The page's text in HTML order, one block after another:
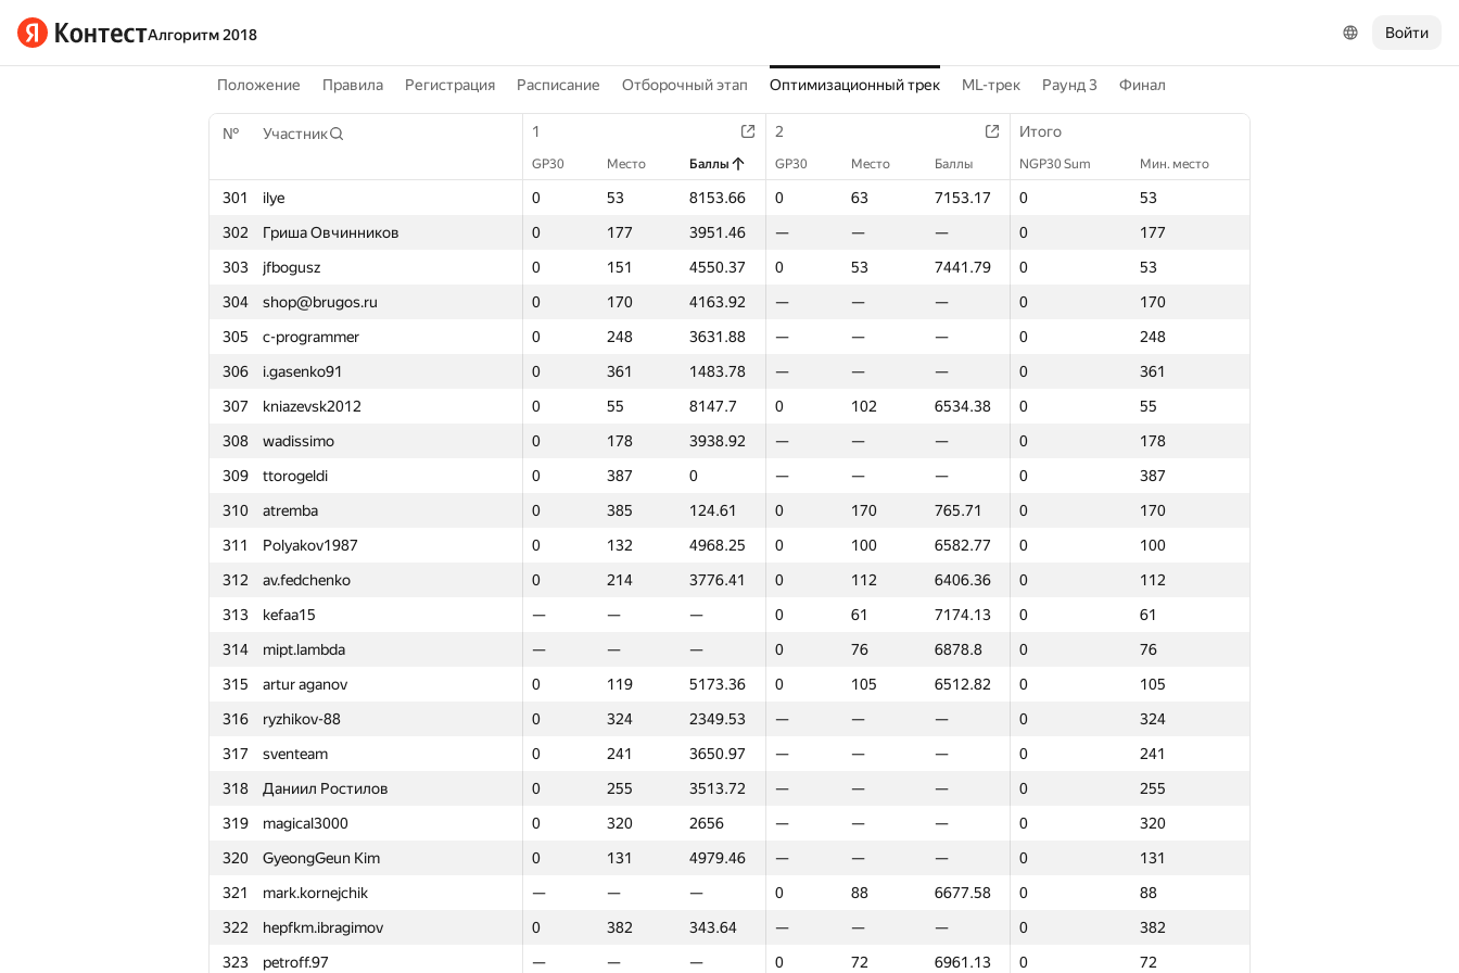
Алгоритм 2018 Войти
Положение Правила Регистрация Расписание Отборочный этап Оптимизационный трек ML-трек Раунд 3 Финал
№ Участник 1 2 Итого
GP30 Место Баллы GP30 Место Баллы NGP30 Sum Мин. место
301 ilye 0 53 8153.66 0 63 7153.17 0
53
302
Гриша Овчинников 0 177 3951.46 — — — 0
177
303
jfbogusz 0 151 4550.37 0 53 7441.79 0
53
304
shop@brugos.ru 0 170 4163.92 — — — 0
170
305
c-programmer 0 248 3631.88 — — — 0
248
306
i.gasenko91 0 361 1483.78 — — — 0
361
307
kniazevsk2012 0 55 8147.7 0 102 6534.38 0
55
308
wadissimo 0 178 3938.92 — — — 0
178
309
ttorogeldi 0 387 0 — — — 0
387
310
atremba 0 385 124.61 0 170 765.71 0
170
311
Polyakov1987 0 132 4968.25 0 100 6582.77 0
100
312
av.fedchenko 0 214 3776.41 0 112 6406.36 0
112
313
kefaa15 — — — 0 61 7174.13 0
61
314
mipt.lambda — — — 0 76 6878.8 0
76
315
artur aganov 0 119 5173.36 0 105 6512.82 0
105
316
ryzhikov-88 0 324 2349.53 — — — 0
324
317
sventeam 0 241 3650.97 — — — 0
241
318
Даниил Ростилов 0 255 3513.72 — — — 0
255
319
magical3000 0 320 2656 — — — 0
320
320
GyeongGeun Kim 0 131 4979.46 — — — 0
131
321
mark.kornejchik — — — 0 88 6677.58 0
88
322
hepfkm.ibragimov 0 382 343.64 — — — 0
382
323
petroff.97 — — — 0 72 6961.13 0
72
№ Участник 1 Итого
GP30 Место Баллы NGP30 Sum Мин. место